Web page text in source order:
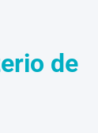
de